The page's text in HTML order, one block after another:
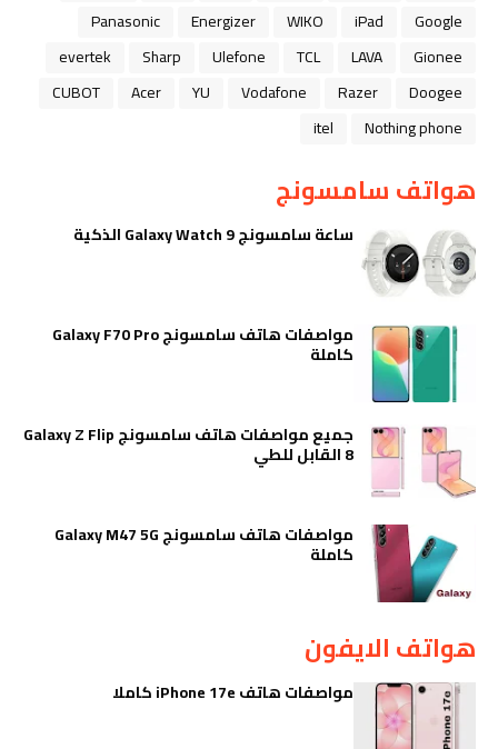
Google
iPad
WIKO
Energizer
Panasonic
Gionee
LAVA
TCL
Ulefone
Sharp
evertek
Doogee
Razer
Vodafone
YU
Acer
CUBOT
Nothing phone
itel
هواتف سامسونج
ساعة سامسونج Galaxy Watch 9 الذكية
مواصفات هاتف سامسونج Galaxy F70 Pro
كاملة
جميع مواصفات هاتف سامسونج Galaxy Z Flip
8 القابل للطي
مواصفات هاتف سامسونج Galaxy M47 5G
كاملة
هواتف الايفون
مواصفات هاتف iPhone 17e كاملا